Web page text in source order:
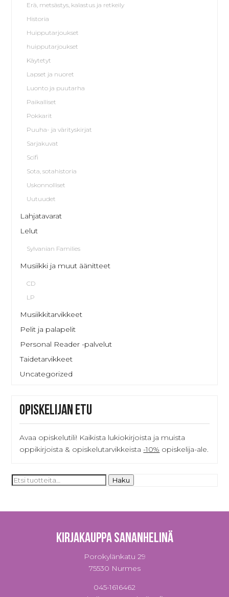
Erä, metsästys, kalastus ja retkeily
Historia
Huipputarjoukset
huipputarjoukset
Käytetyt
Lapset ja nuoret
Luonto ja puutarha
Paikalliset
Pokkarit
Puuha- ja värityskirjat
Sarjakuvat
Scifi
Sota, sotahistoria
Uskonnolliset
Uutuudet
Lahjatavarat
Lelut
Sylvanian Families
Musiikki ja muut äänitteet
CD
LP
Musiikkitarvikkeet
Pelit ja palapelit
Personal Reader -palvelut
Taidetarvikkeet
Uncategorized
Opiskelijan etu
Avaa opiskelutili! Kaikista lukiokirjoista ja muista
oppikirjoista & opiskelutarvikkeista -10% opiskelija-ale.
Etsi: Haku
Kirjakauppa Sananhelinä
Porokylänkatu 29
75530 Nurmes
045-1616462